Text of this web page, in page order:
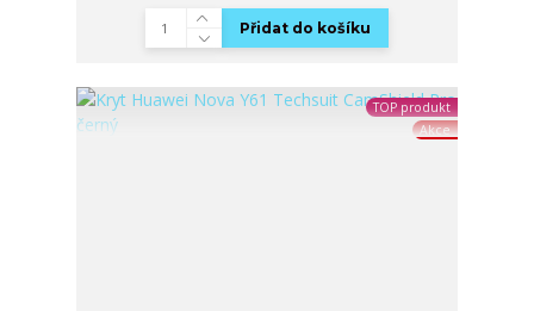
Přidat do košíku
TOP produkt
Akce